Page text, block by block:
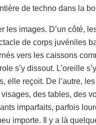
de techno dans la
les images. D’un côté,
de corps juvéniles
vers les caissons
s’y dissout. L’oreille
elle reçoit. De l’autre,
des tables, des
imparfaits, parfois
importe. Il y a là